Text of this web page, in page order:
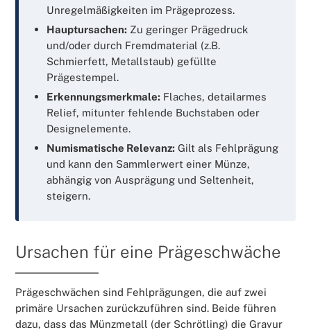
Unregelmäßigkeiten im Prägeprozess.
Hauptursachen: Zu geringer Prägedruck
und/oder durch Fremdmaterial (z.B.
Schmierfett, Metallstaub) gefüllte
Prägestempel.
Erkennungsmerkmale: Flaches, detailarmes
Relief, mitunter fehlende Buchstaben oder
Designelemente.
Numismatische Relevanz: Gilt als Fehlprägung
und kann den Sammlerwert einer Münze,
abhängig von Ausprägung und Seltenheit,
steigern.
Ursachen für eine Prägeschwäche
Prägeschwächen sind Fehlprägungen, die auf zwei
primäre Ursachen zurückzuführen sind. Beide führen
dazu, dass das Münzmetall (der Schrötling) die Gravur